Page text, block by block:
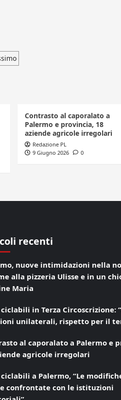
Contrasto al caporalato a
Palermo e provincia, 18
aziende agricole irregolari
Redazione PL
9 Giugno 2026
0
recenti
nuove intimidazioni nella
alla pizzeria Ulisse e in un
Maria
in Terza Circoscrizione:
unilaterali, rispetto per il
al caporalato a Palermo e
agricole irregolari
ciclabili a Palermo, “Le
confrontate con le istituzioni